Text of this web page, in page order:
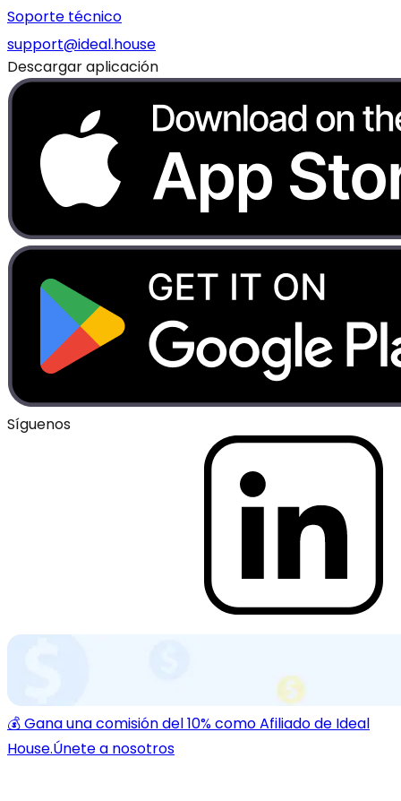
Soporte técnico
support@ideal.house
Descargar aplicación
Síguenos
💰 Gana una comisión del 10% como Afiliado de Ideal
House.Únete a nosotros